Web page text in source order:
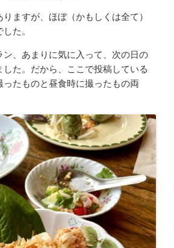
ますが、ほぼ（かもしくは全て）
た。
ン、あまりに気に入って、次の日の
た。だから、ここで投稿している
たものと昼食時に撮ったもの両